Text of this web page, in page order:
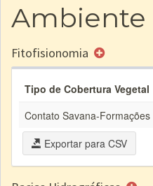
Ambiente
Fitofisionomia
Tipo de Cobertura Vegetal
Contato Savana-
Exportar para CSV